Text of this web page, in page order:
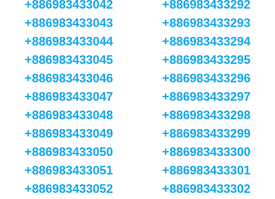
+886983433042
+886983433043
+886983433044
+886983433045
+886983433046
+886983433047
+886983433048
+886983433049
+886983433050
+886983433051
+886983433052
+886983433292
+886983433293
+886983433294
+886983433295
+886983433296
+886983433297
+886983433298
+886983433299
+886983433300
+886983433301
+886983433302